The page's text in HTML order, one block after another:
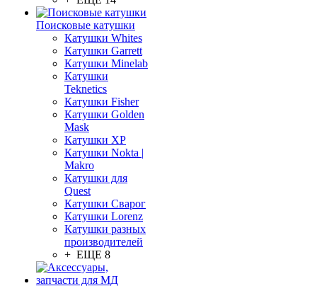
Поисковые катушки
Катушки Whites
Катушки Garrett
Катушки Minelab
Катушки
Teknetics
Катушки Fisher
Катушки Golden
Mask
Катушки XP
Катушки Nokta |
Makro
Катушки для
Quest
Катушки Сварог
Катушки Lorenz
Катушки разных
производителей
+ ЕЩЕ 8